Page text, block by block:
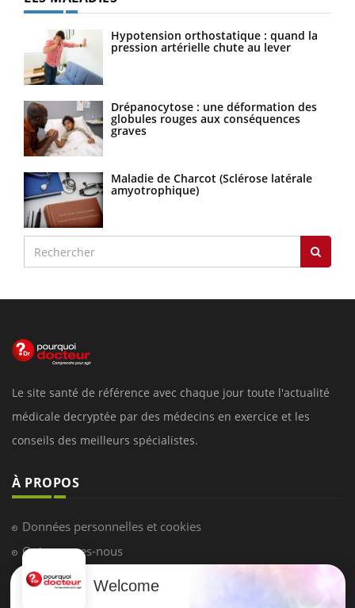
Hypotension orthostatique : quand la
pression artérielle chute au lever
Drépanocytose : une déformation des
globules rouges aux conséquences
graves
Maladie de Charcot (Sclérose latérale
amyotrophique)
Le site santé de référence avec chaque jour toute l'actualité
médicale decryptée par des médecins en exercice et les
conseils des meilleurs spécialistes.
À PROPOS
Données personnelles et cookies
Qui sommes-nous
Conditions d'utilisation
Welcome